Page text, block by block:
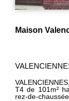
Maison
T4 de 101m²
rez-de-